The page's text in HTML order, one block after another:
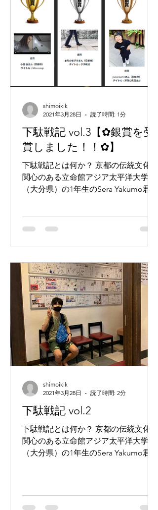
下駄戦記 vol.3【✿銀賞を受
賞しました！！✿】
下駄戦記とは何か？ 京都の伝統文化に
関心のある立命館アジア太平洋大学
（大分県）の1年生のSera Yakumo君が
町703）」で下駄を購入したことから
shimoikik
2021年3月28日
読了時間: 1分
下駄戦記 vol.2
下駄戦記とは何か？ 京都の伝統文化に
関心のある立命館アジア太平洋大学
（大分県）の1年生のSera Yakumo君が
shimoikik
2021年3月28日
読了時間: 2分